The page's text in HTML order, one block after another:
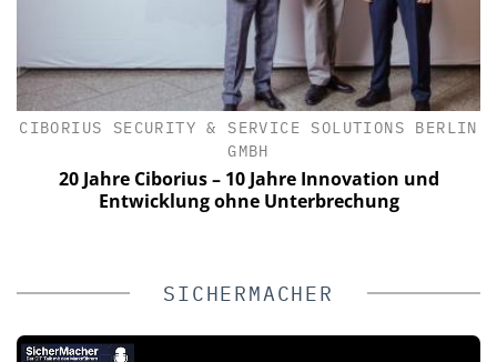
CIBORIUS SECURITY & SERVICE SOLUTIONS BERLIN
GMBH
20 Jahre Ciborius – 10 Jahre Innovation und
Entwicklung ohne Unterbrechung
SICHERMACHER